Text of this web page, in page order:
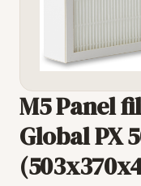
M5 Panel
Global PX